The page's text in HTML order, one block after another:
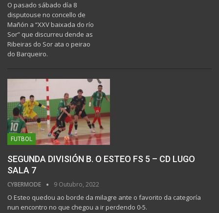
O pasado sábado día 8
disputouse no concello de
Mañón a “XXV baixada do río
Sor” que discurreu dende as
Ribeiras do Sor ata o peirao
do Barqueiro.
FUTBOL
SEGUNDA DIVISIÓN B. O ESTEO FS 5 – CD LUGO
SALA 7
CYBERMODE 9 Outubro, 2022
O Esteo quedou ao borde da milagre ante o favorito da categoría
nun encontro no que chegou a ir perdendo 0-5.